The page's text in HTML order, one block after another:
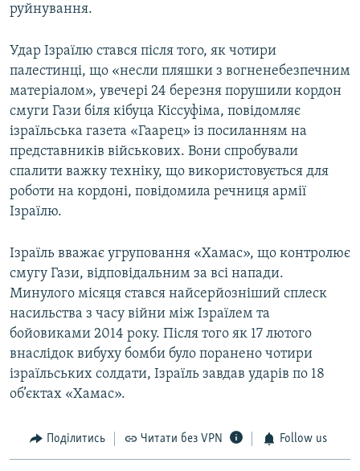
руйнування.
Удар Ізраїлю стався після того, як чотири
палестинці, що «несли пляшки з вогненебезпечним
матеріалом», увечері 24 березня порушили кордон
смуги Гази біля кібуца Кіссуфіма, повідомляє
ізраїльська газета «Гаарец» із посиланням на
представників військових. Вони спробували
спалити важку техніку, що використовується для
роботи на кордоні, повідомила речниця армії
Ізраїлю.
Ізраїль вважає угруповання «Хамас», що контролює
смугу Гази, відповідальним за всі напади.
Минулого місяця стався найсерйозніший сплеск
насильства з часу війни між Ізраїлем та
бойовиками 2014 року. Після того як 17 лютого
внаслідок вибуху бомби було поранено чотири
ізраїльських солдати, Ізраїль завдав ударів по 18
об’єктах «Хамас».
Поділитись Читати без VPN Follow us